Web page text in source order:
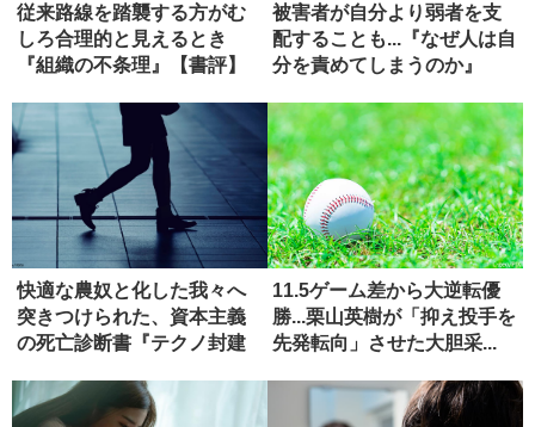
従来路線を踏襲する方がむ
しろ合理的と見えるとき
『組織の不条理』【書評】
被害者が自分より弱者を支
配することも...『なぜ人は自
分を責めてしまうのか』
快適な農奴と化した我々へ
突きつけられた、資本主義
の死亡診断書『テクノ封建
11.5ゲーム差から大逆転優
勝...栗山英樹が「抑え投手を
先発転向」させた大胆采...